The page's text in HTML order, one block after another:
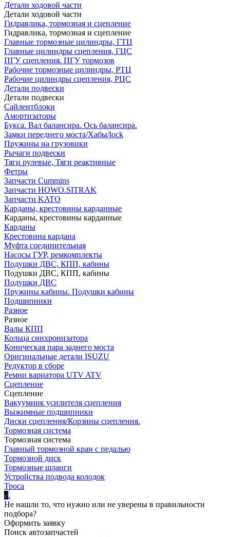
Детали ходовой части
Детали ходовой части
Гидравлика, тормозная и сцепление
Гидравлика, тормозная и сцепление
Главные тормозные цилиндры, ГТЦ
Главные цилиндры сцепления, ГЦС
ПГУ сцепления. ПГУ тормозов
Рабочие тормозные цилиндры, РТЦ
Рабочие цилиндры сцепления, РЦС
Детали подвески
Детали подвески
Cайлентблоки
Амортизаторы
Букса. Вал балансира. Ось балансира.
Замки переднего моста/Хабы/lock
Пружины на грузовики
Рычаги подвески
Тяги рулевые, Тяги реактивные
Фетры
Запчасти Cummins
Запчасти HOWO.SITRAK
Запчасти KATO
Карданы, крестовины карданные
Карданы, крестовины карданные
Карданы
Крестовина кардана
Муфта соединительная
Насосы ГУР, ремкомплекты
Подушки ДВС, КПП, кабины
Подушки ДВС, КПП, кабины
Подушки ДВС
Пружины кабины. Подушки кабины
Подшипники
Разное
Разное
Валы КПП
Кольца синхронизатора
Коническая пара заднего моста
Оригинальные детали ISUZU
Редуктор в сборе
Ремни вариатора UTV ATV
Сцепление
Сцепление
Вакуумник усилителя сцепления
Выжимные подшипники
Диски сцепления/Корзины сцепления.
Тормозная система
Тормозная система
Главный тормозной кран с педалью
Тормозной диск
Тормозные шланги
Устройства подвода колодок
Троса
...
Не нашли то, что нужно или не уверены в правильности
подбора?
Оформить заявку
Поиск автозапчастей